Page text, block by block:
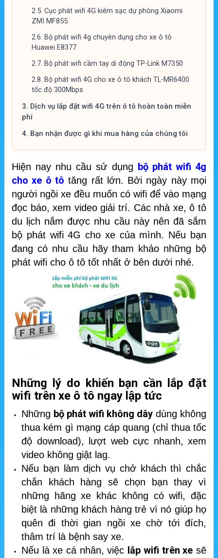
2.5. Cục phát wifi 4G kiêm sạc dự phòng Xiaomi
ZMI MF855
2.6. Bộ phát wifi 4g chuyên dụng cho xe ô tô
Huawei E8377
2.7. Bộ phát wifi cầm tay di động TP-Link M7350
2.8. Bộ phát wifi 4G cho xe ô tô khách TL-MR6400
tốc độ 300Mbps
3. Dịch vụ lắp đặt wifi 4G trên ô tô hoàn toàn miễn
phí
4. Bạn nhận được gì khi mua hàng của chúng tôi
Hiện nay nhu cầu sử dụng bộ phát wifi 4g
cho xe ô tô tăng rất lớn. Bởi ngày này mọi
người ngồi xe đều muốn có wifi để vào mạng
đọc báo, xem video giải trí. Các nhà xe, ô tô
du lịch nắm được nhu cầu này nên đã sắm
bộ phát wifi 4G cho xe của mình. Nếu bạn
đang có nhu cầu hãy tham khảo những bộ
phát wifi cho ô tô tốt nhất ở bên dưới nhé.
Những lý do khiến bạn cần lắp đặt
wifi trên xe ô tô ngay lập tức
Những bộ phát wifi không dây dùng không
thua kém gì mạng cáp quang (chỉ thua tốc
độ download), lượt web cực nhanh, xem
video không giật lag.
Nếu bạn làm dịch vụ chở khách thì chắc
chắn khách hàng sẽ chọn bạn thay vì
những hãng xe khác không có wifi, đặc
biệt là những khách hàng trẻ vì nó giúp họ
quên đi thời gian ngồi xe chờ tới đích,
thâm trí là bệnh say xe.
Nếu là xe cá nhân, việc lắp wifi trên xe sẽ